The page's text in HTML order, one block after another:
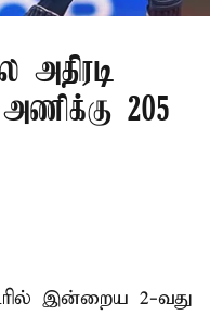
அதிரடி
205
இன்றைய 2-வது